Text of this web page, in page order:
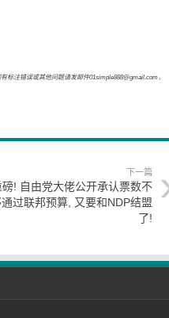
注错误或其他问题请发邮件01simple888@gmail.com，
下一篇
磅! 自由党大佬公开承认票数不
过联邦预算, 又要和NDP结盟
了!